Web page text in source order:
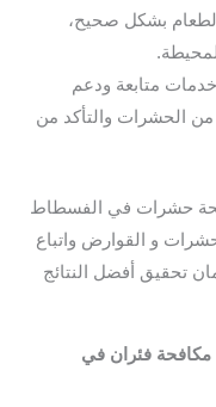
بشكل صحيح،
متابعة ودعم
الحشرات والتأكد من
حشرات في الفسطاط
و القوارض واتباع
تحقيق أفضل النتائج
فئران في